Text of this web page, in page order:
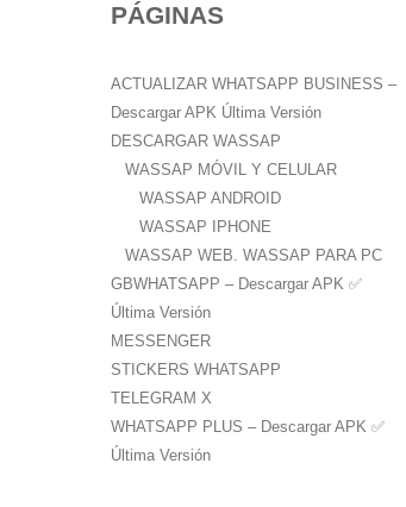
a
:
PÁGINAS
ACTUALIZAR WHATSAPP BUSINESS –
Descargar APK Última Versión
DESCARGAR WASSAP
WASSAP MÓVIL Y CELULAR
WASSAP ANDROID
WASSAP IPHONE
WASSAP WEB. WASSAP PARA PC
GBWHATSAPP – Descargar APK ✅️
Última Versión
MESSENGER
STICKERS WHATSAPP
TELEGRAM X
WHATSAPP PLUS – Descargar APK ✅️
Última Versión